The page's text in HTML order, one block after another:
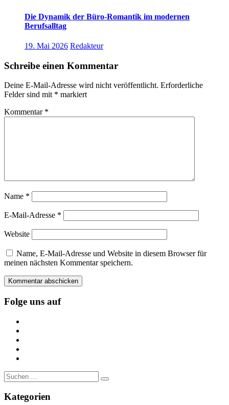
Die Dynamik der Büro-Romantik im modernen
Berufsalltag
19. Mai 2026 Redakteur
Schreibe einen Kommentar
Deine E-Mail-Adresse wird nicht veröffentlicht. Erforderliche
Felder sind mit * markiert
Kommentar *
Name *
E-Mail-Adresse *
Website
Name, E-Mail-Adresse und Website in diesem Browser für
meinen nächsten Kommentar speichern.
Folge uns auf
Suche
nach:
Kategorien